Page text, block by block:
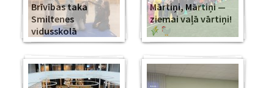
Brīvības taka
Smiltenes
vidusskolā
Mārtiņi, Mārtiņi —
ziemai vaļā vārtiņi!